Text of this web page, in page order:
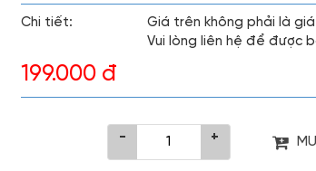
Chi tiết:
Giá trên không phải là
Vui lòng liên hệ để được
199.000 đ
- +